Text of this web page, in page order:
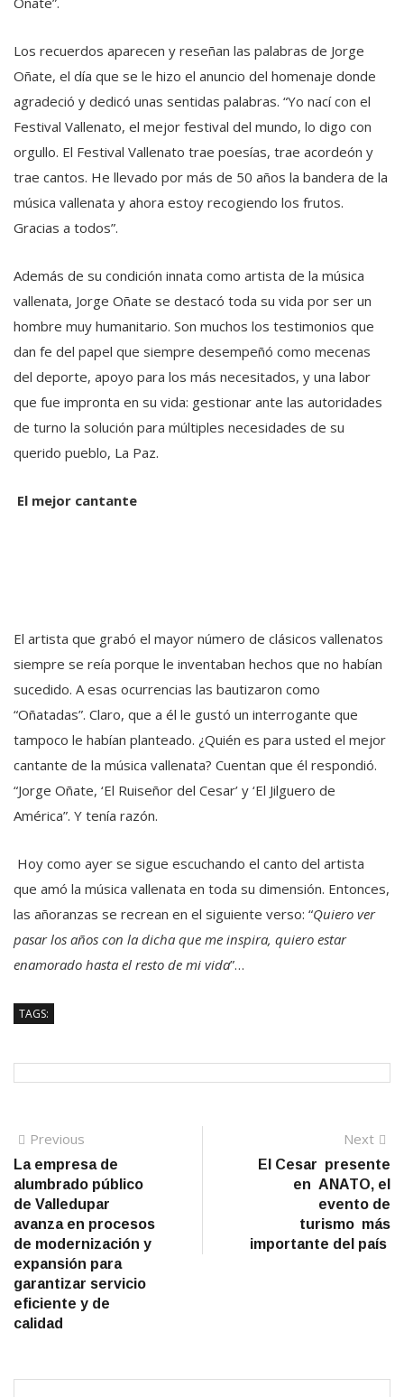
Los recuerdos aparecen y reseñan las palabras de Jorge
Oñate, el día que se le hizo el anuncio del homenaje donde
agradeció y dedicó unas sentidas palabras. “Yo nací con el
Festival Vallenato, el mejor festival del mundo, lo digo con
orgullo. El Festival Vallenato trae poesías, trae acordeón y
trae cantos. He llevado por más de 50 años la bandera de la
música vallenata y ahora estoy recogiendo los frutos.
Gracias a todos”.
Además de su condición innata como artista de la música
vallenata, Jorge Oñate se destacó toda su vida por ser un
hombre muy humanitario. Son muchos los testimonios que
dan fe del papel que siempre desempeñó como mecenas
del deporte, apoyo para los más necesitados, y una labor
que fue impronta en su vida: gestionar ante las autoridades
de turno la solución para múltiples necesidades de su
querido pueblo, La Paz.
El mejor cantante
El artista que grabó el mayor número de clásicos vallenatos
siempre se reía porque le inventaban hechos que no habían
sucedido. A esas ocurrencias las bautizaron como
“Oñatadas”. Claro, que a él le gustó un interrogante que
tampoco le habían planteado. ¿Quién es para usted el mejor
cantante de la música vallenata? Cuentan que él respondió.
“Jorge Oñate, ‘El Ruiseñor del Cesar’ y ‘El Jilguero de
América”. Y tenía razón.
Hoy como ayer se sigue escuchando el canto del artista
que amó la música vallenata en toda su dimensión. Entonces,
las añoranzas se recrean en el siguiente verso: “Quiero ver
pasar los años con la dicha que me inspira, quiero estar
enamorado hasta el resto de mi vida”…
TAGS:
Navegación
de
entradas
Previous
post:
La empresa de
alumbrado público
de Valledupar
avanza en procesos
de modernización y
expansión para
garantizar servicio
eficiente y de
calidad
Next
El Cesar presente
en ANATO, el
evento de
turismo más
importante del país